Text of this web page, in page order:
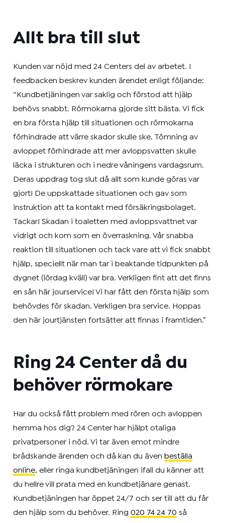
Allt bra till slut
Kunden var nöjd med 24 Centers del av arbetet. I
feedbacken beskrev kunden ärendet enligt följande:
“Kundbetjäningen var saklig och förstod att hjälp
behövs snabbt. Rörmokarna gjorde sitt bästa. Vi fick
en bra första hjälp till situationen och rörmokarna
förhindrade att värre skador skulle ske. Tömning av
avloppet förhindrade att mer avloppsvatten skulle
läcka i strukturen och i nedre våningens vardagsrum.
Deras uppdrag tog slut då allt som kunde göras var
gjort! De uppskattade situationen och gav som
instruktion att ta kontakt med försäkringsbolaget.
Tackar! Skadan i toaletten med avloppsvattnet var
vidrigt och kom som en överraskning. Vår snabba
reaktion till situationen och tack vare att vi fick snabbt
hjälp, speciellt när man tar i beaktande tidpunkten på
dygnet (lördag kväll) var bra. Verkligen fint att det finns
en sån här jourservice! Vi har fått den första hjälp som
behövdes för skadan. Verkligen bra service. Hoppas
den här jourtjänsten fortsätter att finnas i framtiden.”
Ring 24 Center då du
behöver rörmokare
Har du också fått problem med rören och avloppen
hemma hos dig? 24 Center har hjälpt otaliga
privatpersoner i nöd. Vi tar även emot mindre
brådskande ärenden och då kan du även beställa
online, eller ringa kundbetjäningen ifall du känner att
du hellre vill prata med en kundbetjänare genast.
Kundbetjäningen har öppet 24/7 och ser till att du får
den hjälp som du behöver. Ring 020 74 24 70 så